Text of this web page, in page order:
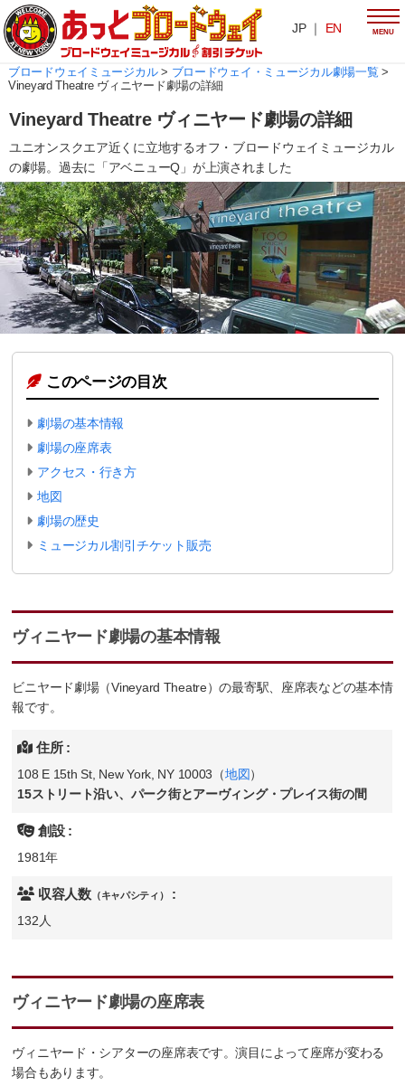
JP ｜ EN MENU
ブロードウェイミュージカル> ブロードウェイ・ミュージカル劇場一覧 >
Vineyard Theatre ヴィニヤード劇場の詳細
Vineyard Theatre ヴィニヤード劇場の詳細
ユニオンスクエア近くに立地するオフ・ブロードウェイミュージカル
の劇場。過去に「アベニューQ」が上演されました
このページの目次
劇場の基本情報
劇場の座席表
アクセス・行き方
地図
劇場の歴史
ミュージカル割引チケット販売
ヴィニヤード劇場の基本情報
ビニヤード劇場（Vineyard Theatre）の最寄駅、座席表などの基本情
報です。
住所 :
108 E 15th St, New York, NY 10003（地図）
15ストリート沿い、パーク街とアーヴィング・プレイス街の間
創設 :
1981年
収容人数（キャパシティ） :
132人
ヴィニヤード劇場の座席表
ヴィニヤード・シアターの座席表です。演目によって座席が変わる
場合もあります。